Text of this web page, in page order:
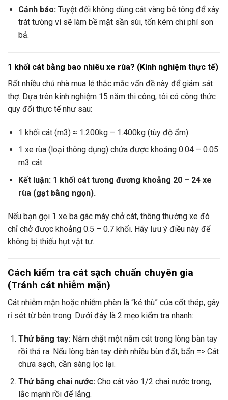
Cảnh báo:Tuyệt đối không dùng cát vàng bê tông để xây
trát tường vì sẽ làm bề mặt sần sùi, tốn kém chi phí sơn
bả.
1 khối cát bằng bao nhiêu xe rùa? (Kinh nghiệm thực tế)
Rất nhiều chủ nhà mua lẻ thắc mắc vấn đề này để giám sát
thợ. Dựa trên kinh nghiệm 15 năm thi công, tôi có công thức
quy đổi thực tế như sau:
1 khối cát (m3) ≈ 1.200kg – 1.400kg (tùy độ ẩm).
1 xe rùa (loại thông dụng) chứa được khoảng 0.04 – 0.05
m3 cát.
Kết luận: 1 khối cát tương đương khoảng 20 – 24 xe
rùa (gạt bằng ngọn).
Nếu bạn gọi 1 xe ba gác máy chở cát, thông thường xe đó
chỉ chở được khoảng 0.5 – 0.7 khối. Hãy lưu ý điều này để
không bị thiếu hụt vật tư.
Cách kiểm tra cát sạch chuẩn chuyên gia
(Tránh cát nhiễm mặn)
Cát nhiễm mặn hoặc nhiễm phèn là “kẻ thù” của cốt thép, gây
rỉ sét từ bên trong. Dưới đây là 2 mẹo kiểm tra nhanh:
Thử bằng tay:Nắm chặt một nắm cát trong lòng bàn tay
rồi thả ra. Nếu lòng bàn tay dính nhiều bùn đất, bẩn => Cát
chưa sạch, cần sàng lọc lại.
Thử bằng chai nước:Cho cát vào 1/2 chai nước trong,
lắc mạnh rồi để lắng.